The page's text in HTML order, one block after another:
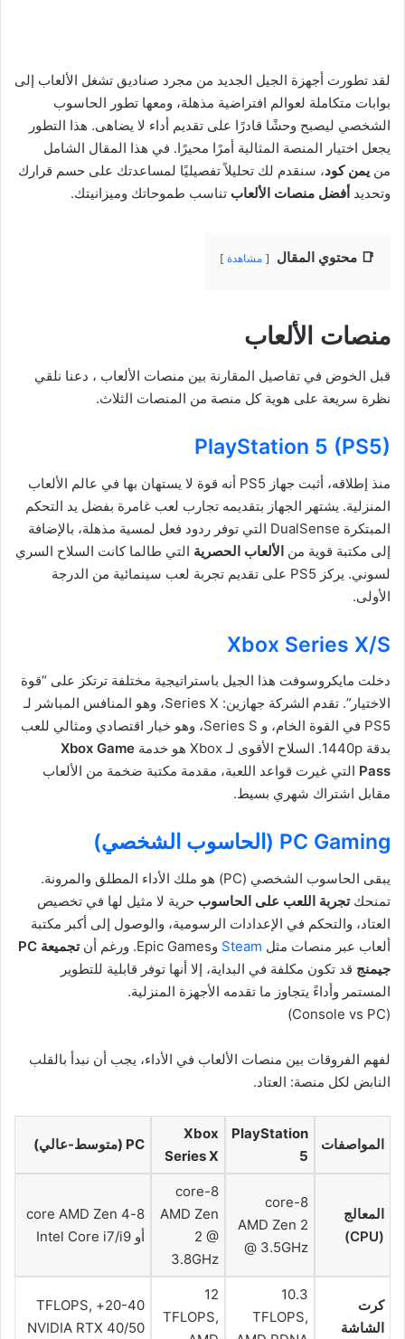
لقد تطورت أجهزة الجيل الجديد من مجرد صناديق تشغل الألعاب إلى
بوابات متكاملة لعوالم افتراضية مذهلة، ومعها تطور الحاسوب
الشخصي ليصبح وحشًا قادرًا على تقديم أداء لا يضاهى. هذا التطور
يجعل اختيار المنصة المثالية أمرًا محيرًا. في هذا المقال الشامل
من يمن كود، سنقدم لك تحليلاً تفصيليًا لمساعدتك على حسم قرارك
وتحديد أفضل منصات الألعاب تناسب طموحاتك وميزانيتك.
📑 محتوي المقال مشاهدة
منصات الألعاب
قبل الخوض في تفاصيل المقارنة بين منصات الألعاب ، دعنا نلقي
نظرة سريعة على هوية كل منصة من المنصات الثلاث.
PlayStation 5 (PS5)
منذ إطلاقه، أثبت جهاز PS5 أنه قوة لا يستهان بها في عالم الألعاب
المنزلية. يشتهر الجهاز بتقديمه تجارب لعب غامرة بفضل يد التحكم
المبتكرة DualSense التي توفر ردود فعل لمسية مذهلة، بالإضافة
إلى مكتبة قوية من الألعاب الحصرية التي طالما كانت السلاح السري
لسوني. يركز PS5 على تقديم تجربة لعب سينمائية من الدرجة
الأولى.
Xbox Series X/S
دخلت مايكروسوفت هذا الجيل باستراتيجية مختلفة ترتكز على “قوة
الاختيار”. تقدم الشركة جهازين: Series X، وهو المنافس المباشر لـ
PS5 في القوة الخام، و Series S، وهو خيار اقتصادي ومثالي للعب
بدقة 1440p. السلاح الأقوى لـ Xbox هو خدمة
Xbox Game
Pass التي غيرت قواعد اللعبة، مقدمة مكتبة ضخمة من الألعاب
مقابل اشتراك شهري بسيط.
PC Gaming (الحاسوب الشخصي)
يبقى الحاسوب الشخصي (PC) هو ملك الأداء المطلق والمرونة.
تمنحكتجربة اللعب على الحاسوب حرية لا مثيل لها في تخصيص
العتاد، والتحكم في الإعدادات الرسومية، والوصول إلى أكبر مكتبة
ألعاب عبر منصات مثل Steam وEpic Games. ورغم أن
تجميعة PC
جيمنج قد تكون مكلفة في البداية، إلا أنها توفر قابلية للتطوير
المستمر وأداءً يتجاوز ما تقدمه الأجهزة المنزلية.
(Console vs PC)
لفهم الفروقات بين منصات الألعاب في الأداء، يجب أن نبدأ بالقلب
النابض لكل منصة: العتاد.
المواصفات
PlayStation
5
Xbox
Series X
PC (متوسط-عالي)
المعالج
(CPU)
8-core
AMD Zen 2
@ 3.5GHz
8-core
AMD Zen
2 @
3.8GHz
8-core AMD Zen 4
أو Intel Core i7/i9
كرت
الشاشة
10.3
TFLOPS,
12
TFLOPS,
20-40+ TFLOPS,
NVIDIA RTX 40/50